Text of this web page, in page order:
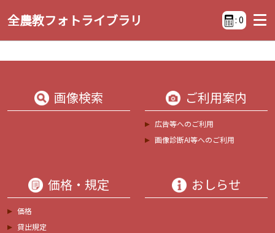
全農教フォトライブラリ : 0
画像検索 ご利用案内
広告等へのご利用
画像診断AI等へのご利用
価格・規定
価格
貸出規定
おしらせ